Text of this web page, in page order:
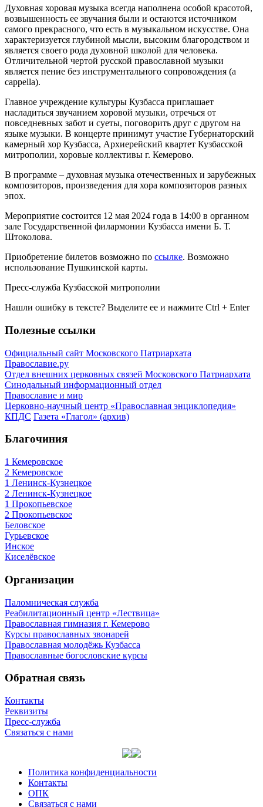
Духовная хоровая музыка всегда наполнена особой красотой,
возвышенность ее звучания были и остаются источником
самого прекрасного, что есть в музыкальном искусстве. Она
характеризуется глубиной мысли, высоким благородством и
является своего рода духовной школой для человека.
Отличительной чертой русской православной музыки
является пение без инструментального сопровождения (a
cappella).
Главное учреждение культуры Кузбасса приглашает
насладиться звучанием хоровой музыки, отречься от
повседневных забот и суеты, поговорить друг с другом на
языке музыки. В концерте принимут участие Губернаторский
камерный хор Кузбасса, Архиерейский квартет Кузбасской
митрополии, хоровые коллективы г. Кемерово.
В программе – духовная музыка отечественных и зарубежных
композиторов, произведения для хора композиторов разных
эпох.
Мероприятие состоится 12 мая 2024 года в 14:00 в органном
зале Государственной филармонии Кузбасса имени Б. Т.
Штоколова.
Приобретение билетов возможно по ссылке. Возможно
использование Пушкинской карты.
Пресс-служба Кузбасской митрополии
Нашли ошибку в тексте? Выделите ее и нажмите Ctrl + Enter
Полезные ссылки
Официальный сайт Московского Патриархата
Православие.ру
Отдел внешних церковных связей Московского Патриархата
Синодальный информационный отдел
Православие и мир
Церковно-научный центр «Православная энциклопедия»
КПДС Газета «Глагол» (архив)
Благочиния
1 Кемеровское
2 Кемеровское
1 Ленинск-Кузнецкое
2 Ленинск-Кузнецкое
1 Прокопьевское
2 Прокопьевское
Беловское
Гурьевское
Инское
Киселёвское
Организации
Паломническая служба
Реабилитационный центр «Лествица»
Православная гимназия г. Кемерово
Курсы православных звонарей
Православная молодёжь Кузбасса
Православные богословские курсы
Обратная связь
Контакты
Реквизиты
Пресс-служба
Связаться с нами
Политика конфиденциальности
Контакты
ОПК
Связаться с нами